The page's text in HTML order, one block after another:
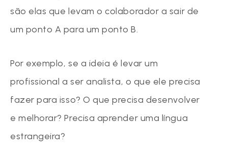
são elas que levam o colaborador a sair de
um ponto A para um ponto B.
Por exemplo, se a ideia é levar um
profissional a ser analista, o que ele precisa
fazer para isso? O que precisa desenvolver
e melhorar? Precisa aprender uma língua
estrangeira?